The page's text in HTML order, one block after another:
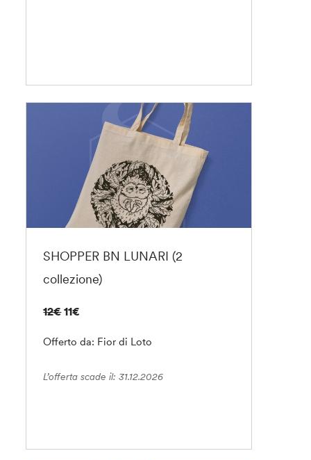
SHOPPER BN LUNARI (2
collezione)
12€ 11€
Offerto da: Fior di Loto
L’offerta scade il: 31.12.2026